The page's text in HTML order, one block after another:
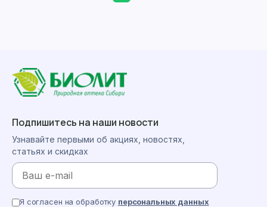
Подпишитесь на наши новости
Узнавайте первыми об акциях, новостях,
статьях и скидках
Я согласен на обработку персональных данных